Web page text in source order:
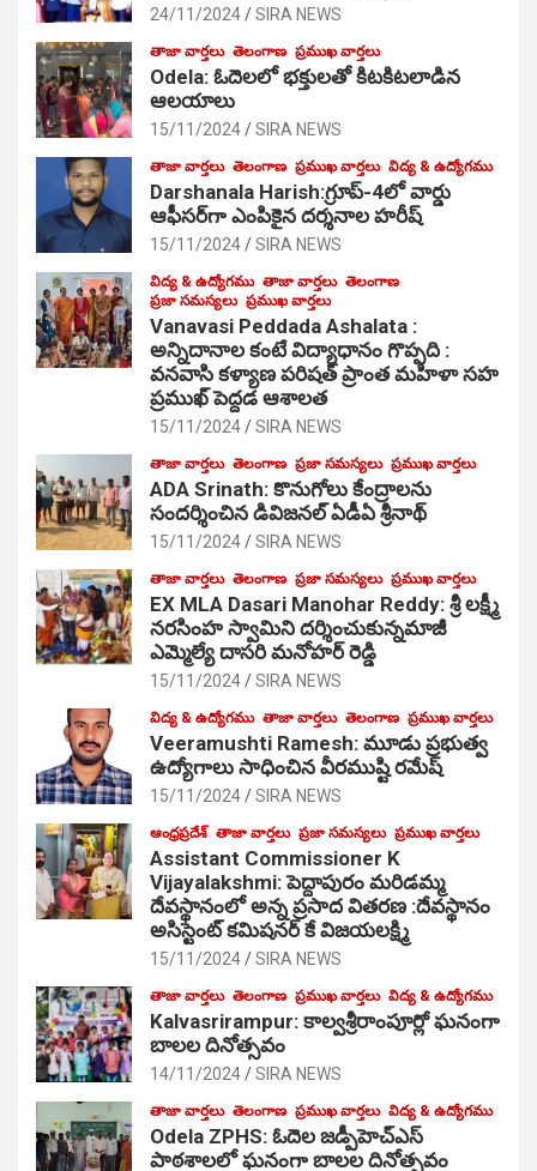
24/11/2024 SIRA NEWS
తాజా వార్తలు తెలంగాణ ప్రముఖ వార్తలు
Odela: ఓదెల‌లో భక్తులతో కిటకిటలాడిన
ఆల‌యాలు
15/11/2024 SIRA NEWS
తాజా వార్తలు తెలంగాణ ప్రముఖ వార్తలు విద్య & ఉద్యోగము
Darshanala Harish:గ్రూప్-4లో వార్డు
ఆఫీసర్‌గా ఎంపికైన దర్శనాల హరీష్
15/11/2024 SIRA NEWS
విద్య & ఉద్యోగము తాజా వార్తలు తెలంగాణ
ప్రజా సమస్యలు ప్రముఖ వార్తలు
Vanavasi Peddada Ashalata :
అన్నిదానాల కంటే విద్యాధానం గొప్పది :
వనవాసి కళ్యాణ పరిషత్ ప్రాంత మహిళా సహ
ప్రముఖ్ పెద్దడ ఆశాలత
15/11/2024 SIRA NEWS
తాజా వార్తలు తెలంగాణ ప్రజా సమస్యలు ప్రముఖ వార్తలు
ADA Srinath: కొనుగోలు కేంద్రాల‌ను
సంద‌ర్శించిన డివిజనల్ ఏడీఏ శ్రీనాథ్
15/11/2024 SIRA NEWS
తాజా వార్తలు తెలంగాణ ప్రజా సమస్యలు ప్రముఖ వార్తలు
EX MLA Dasari Manohar Reddy: శ్రీ లక్ష్మీ
నరసింహ స్వామిని దర్శించుకున్నమాజీ
ఎమ్మెల్యే దాసరి మనోహర్ రెడ్డి
15/11/2024 SIRA NEWS
విద్య & ఉద్యోగము తాజా వార్తలు తెలంగాణ ప్రముఖ వార్తలు
Veeramushti Ramesh: మూడు ప్రభుత్వ
ఉద్యోగాలు సాధించిన వీరముష్టి రమేష్
15/11/2024 SIRA NEWS
ఆంధ్రప్రదేశ్ తాజా వార్తలు ప్రజా సమస్యలు ప్రముఖ వార్తలు
Assistant Commissioner K
Vijayalakshmi: పెద్దాపురం మరిడమ్మ
దేవస్థానంలో అన్న ప్రసాద వితరణ :దేవస్థానం
అసిస్టెంట్ కమిషనర్ కే విజయలక్ష్మి
15/11/2024 SIRA NEWS
తాజా వార్తలు తెలంగాణ ప్రముఖ వార్తలు విద్య & ఉద్యోగము
Kalvasrirampur: కాల్వశ్రీరాంపూర్లో ఘనంగా
బాలల దినోత్సవం
14/11/2024 SIRA NEWS
తాజా వార్తలు తెలంగాణ ప్రముఖ వార్తలు విద్య & ఉద్యోగము
Odela ZPHS: ఓదెల జ‌డ్పీహెచ్ఎస్
పాఠ‌శాల‌లో ఘనంగా బాలల దినోత్సవం